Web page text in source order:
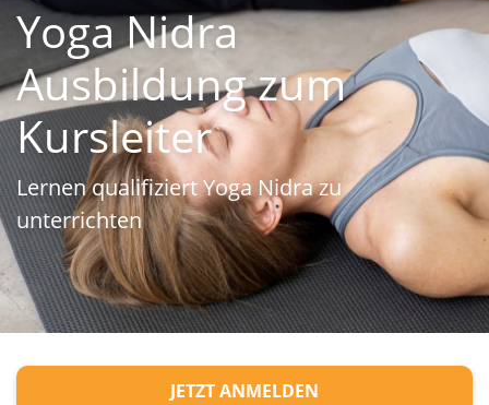
Yoga Nidra
Ausbildung zum
Kursleiter
Lernen qualifiziert Yoga Nidra zu
unterrichten
JETZT ANMELDEN